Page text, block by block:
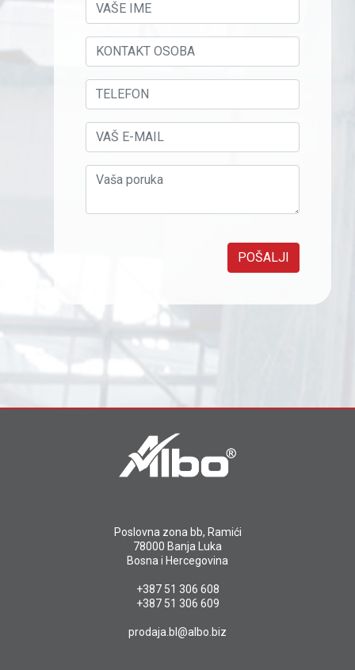
POŠALJI
Poslovna zona bb, Ramići
78000 Banja Luka
Bosna i Hercegovina
+387 51 306 608
+387 51 306 609
prodaja.bl@albo.biz